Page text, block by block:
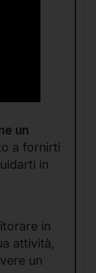
un
a fornirti
in
in
attività,
un